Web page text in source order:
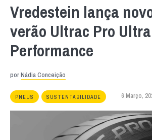
Vredestein lança
verão Ultrac Pro
Performance
porNádia Conceição
PNEUS SUSTENTABILIDADE 6 Março,